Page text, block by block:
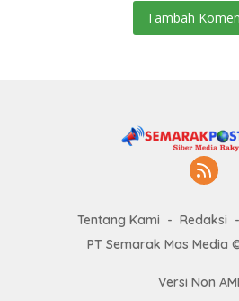
Tambah
Tentang Kami Redaksi
PT Semarak Mas Media
Versi Non